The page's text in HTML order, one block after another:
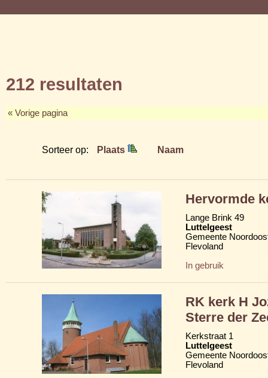
212 resultaten
« Vorige pagina
Sorteer op: Plaats Naam
Hervormde
Lange Brink 49
Luttelgeest
Gemeente
Flevoland
In gebruik
RK kerk H
Sterre der
Kerkstraat 1
Luttelgeest
Gemeente
Flevoland